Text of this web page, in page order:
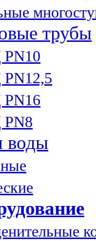
трубы
воды